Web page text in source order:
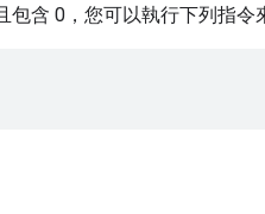
包含 0，您可以執行下列指令